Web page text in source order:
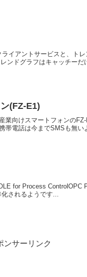
イアントサービスと、ト
ンドグラフはキャッチー
(FZ-E1)
業向けスマートフォンの
帯電話は今までSMSも無
for Process ControlOPC
されるようです...
ンサーリンク